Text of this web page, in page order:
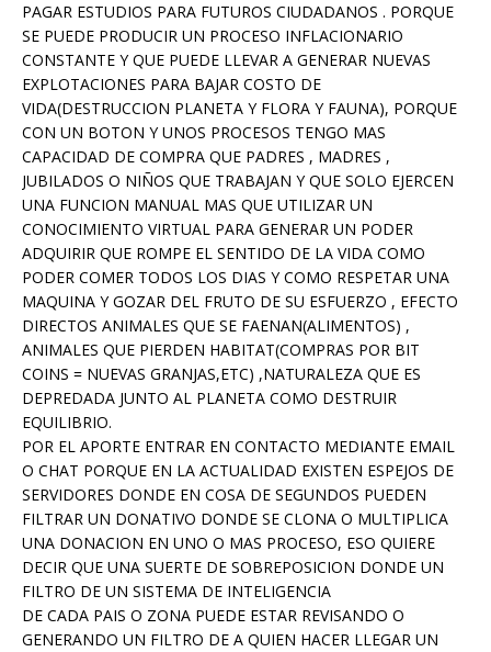
PAGAR ESTUDIOS PARA FUTUROS CIUDADANOS . PORQUE
SE PUEDE PRODUCIR UN PROCESO INFLACIONARIO
CONSTANTE Y QUE PUEDE LLEVAR A GENERAR NUEVAS
EXPLOTACIONES PARA BAJAR COSTO DE
VIDA(DESTRUCCION PLANETA Y FLORA Y FAUNA), PORQUE
CON UN BOTON Y UNOS PROCESOS TENGO MAS
CAPACIDAD DE COMPRA QUE PADRES , MADRES ,
JUBILADOS O NIÑOS QUE TRABAJAN Y QUE SOLO EJERCEN
UNA FUNCION MANUAL MAS QUE UTILIZAR UN
CONOCIMIENTO VIRTUAL PARA GENERAR UN PODER
ADQUIRIR QUE ROMPE EL SENTIDO DE LA VIDA COMO
PODER COMER TODOS LOS DIAS Y COMO RESPETAR UNA
MAQUINA Y GOZAR DEL FRUTO DE SU ESFUERZO , EFECTO
DIRECTOS ANIMALES QUE SE FAENAN(ALIMENTOS) ,
ANIMALES QUE PIERDEN HABITAT(COMPRAS POR BIT
COINS = NUEVAS GRANJAS,ETC) ,NATURALEZA QUE ES
DEPREDADA JUNTO AL PLANETA COMO DESTRUIR
EQUILIBRIO.
POR EL APORTE ENTRAR EN CONTACTO MEDIANTE EMAIL
O CHAT PORQUE EN LA ACTUALIDAD EXISTEN ESPEJOS DE
SERVIDORES DONDE EN COSA DE SEGUNDOS PUEDEN
FILTRAR UN DONATIVO DONDE SE CLONA O MULTIPLICA
UNA DONACION EN UNO O MAS PROCESO, ESO QUIERE
DECIR QUE UNA SUERTE DE SOBREPOSICION DONDE UN
FILTRO DE UN SISTEMA DE INTELIGENCIA
DE CADA PAIS O ZONA PUEDE ESTAR REVISANDO O
GENERANDO UN FILTRO DE A QUIEN HACER LLEGAR UN